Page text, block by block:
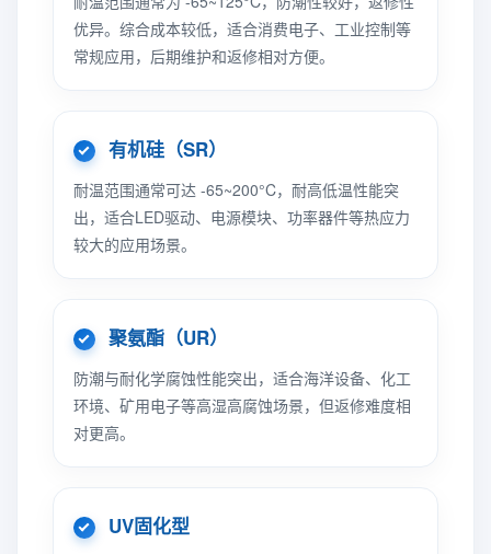
优异。综合成本较低，适合消费电子、工业控制等
常规应用，后期维护和返修相对方便。
有机硅（SR）
耐温范围通常可达 -65~200°C，耐高低温性能突
出，适合LED驱动、电源模块、功率器件等热应力
较大的应用场景。
聚氨酯（UR）
防潮与耐化学腐蚀性能突出，适合海洋设备、化工
环境、矿用电子等高湿高腐蚀场景，但返修难度相
对更高。
UV固化型